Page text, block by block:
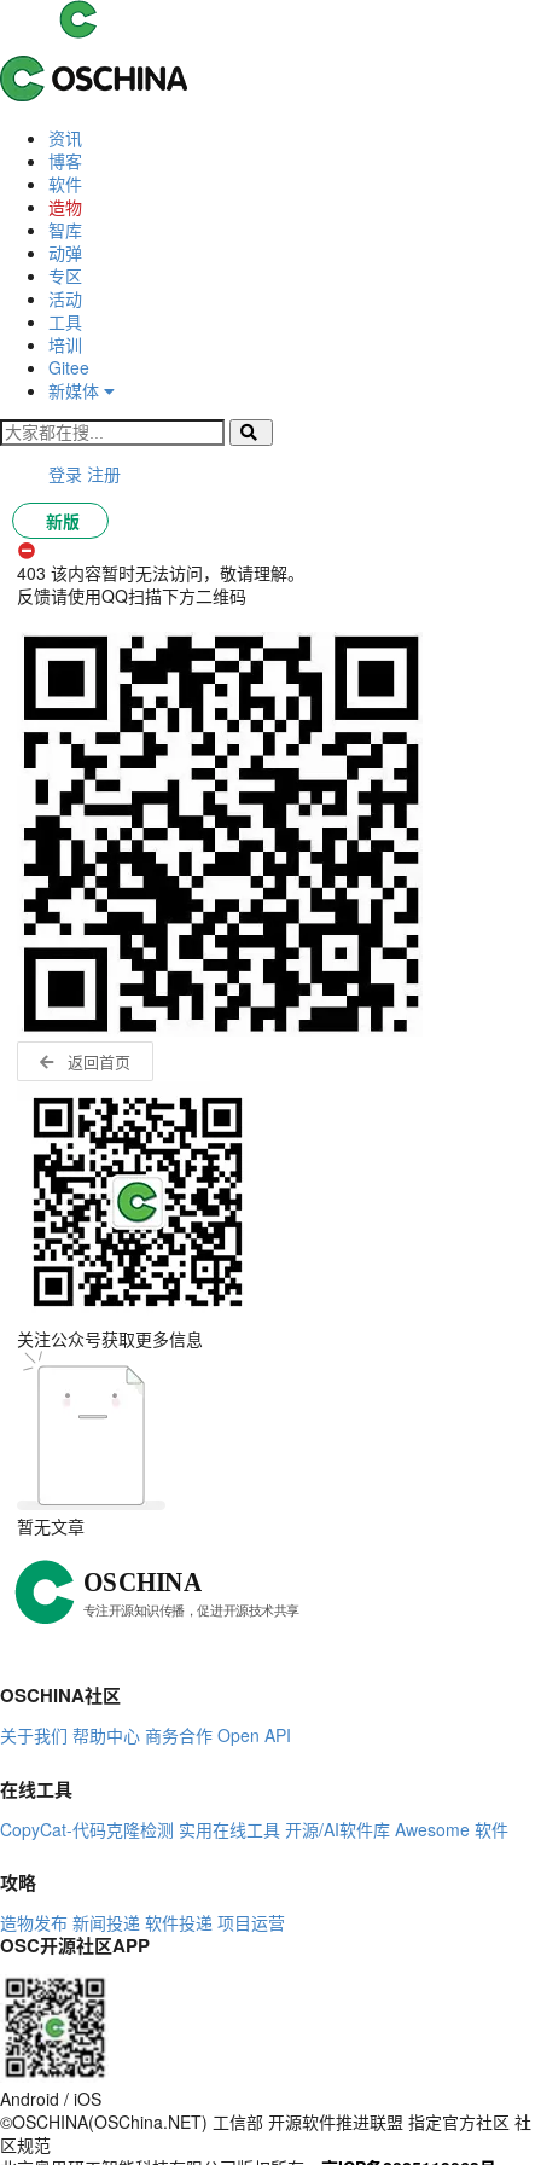
资讯
博客
软件
造物
智库
动弹
专区
活动
工具
培训
Gitee
新媒体
登录 注册
新版
403 该内容暂时无法访问，敬请理解。
反馈请使用QQ扫描下方二维码
返回首页
关注公众号获取更多信息
暂无文章
OSCHINA社区
关于我们 帮助中心 商务合作 Open API
在线工具
CopyCat-代码克隆检测 实用在线工具 开源/AI软件库 Awesome 软件
攻略
造物发布 新闻投递 软件投递 项目运营
OSC开源社区APP
Android / iOS
©OSCHINA(OSChina.NET) 工信部 开源软件推进联盟 指定官方社区 社
区规范